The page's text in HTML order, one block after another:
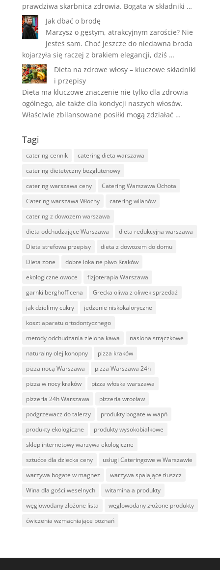
prawdziwa skarbnica zdrowia. Bogata w składniki …
Jak dbać o brodę
Marzysz o gęstym, atrakcyjnym zaroście? Nie
jesteś sam. Choć jeszcze do niedawna broda
kojarzyła się raczej z brakiem elegancji, dziś …
Dieta na zdrowe włosy – kluczowe składniki
i przepisy
Dieta ma kluczowe znaczenie nie tylko dla zdrowia
ogólnego, ale także dla kondycji naszych włosów.
Właściwie zbilansowane posiłki mogą zdziałać …
Tagi
catering cennik
catering dieta warszawa
catering dietetyczny bezglutenowy
catering warszawa ceny
Catering Warszawa Ochota
Catering warszawa Włochy
catering wilanów
catering z dowozem warszawa
dieta odchudzające Warszawa
dieta redukcyjna warszawa
Dieta strefowa przepisy
dieta z dowozem do domu
Dieta zone
dobre lokalne piwo Kraków
ekologiczne owoce
fizjoterapia Warszawa
garnki berghoff cena
Grecka oliwa z oliwek sprzedaż
jak dzielimy cukry
jedzenie niskokaloryczne
koszt aparatu ortodontycznego
metody odchudzania zielona kawa
nasiona strączkowe
naturalny olej konopny
pizza kraków
pizza nocą Warszawa
pizza Warszawa 24h
pizza w nocy kraków
pizza włoska warszawa
pizzeria 24h Warszawa
pizzeria wrocław
podgrzewacz do talerzy
produkty bogate w wapń
produkty ekologiczne
produkty wysokobiałkowe
sklep internetowy warzywa ekologiczne
sztućce dla dziecka ceny
usługi Cateringowe w Warszawie
warzywa bogate w magnez
warzywa spalające tłuszcz
Wina dla gości weselnych
witamina a produkty
węglowodany złożone lista
węglowodany złożone produkty
ćwiczenia wzmacniające poznań